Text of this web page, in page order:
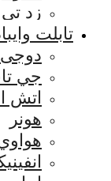
زد
تابلت
دوجى
جي
اتش
هونر